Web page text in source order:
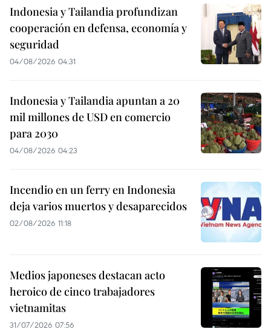
Indonesia y Tailandia profundizan
cooperación en defensa, economía y
seguridad
04/08/2026 04:31
Indonesia y Tailandia apuntan a 20
mil millones de USD en comercio
para 2030
04/08/2026 04:23
Incendio en un ferry en Indonesia
deja varios muertos y desaparecidos
02/08/2026 11:18
Medios japoneses destacan acto
heroico de cinco trabajadores
vietnamitas
31/07/2026 07:56